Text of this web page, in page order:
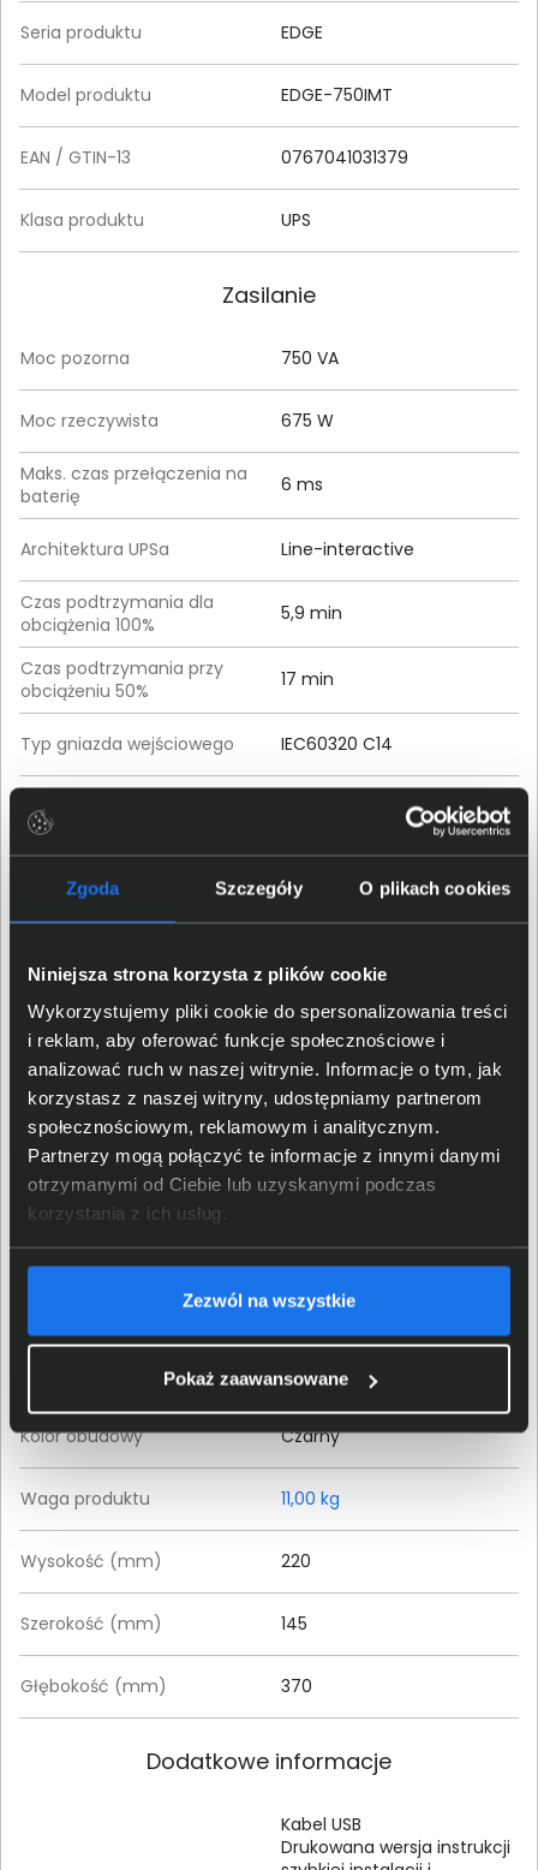
Zgoda Szczegóły O plikach cookies
Niniejsza strona korzysta z plików cookie
Wykorzystujemy pliki cookie do spersonalizowania treści
i reklam, aby oferować funkcje społecznościowe i
analizować ruch w naszej witrynie. Informacje o tym, jak
korzystasz z naszej witryny, udostępniamy partnerom
społecznościowym, reklamowym i analitycznym.
Partnerzy mogą połączyć te informacje z innymi danymi
otrzymanymi od Ciebie lub uzyskanymi podczas
korzystania z ich usług.
Zezwól na wszystkie
Pokaż zaawansowane
Seria produktu EDGE
Model produktu EDGE-750IMT
EAN / GTIN-13 0767041031379
Klasa produktu UPS
Zasilanie
Moc pozorna 750 VA
Moc rzeczywista 675 W
Maks. czas przełączenia na
baterię
6 ms
Architektura UPSa Line-interactive
Czas podtrzymania dla
obciążenia 100%
5,9 min
Czas podtrzymania przy
obciążeniu 50%
17 min
Typ gniazda wejściowego IEC60320 C14
Liczba i rodzaj gniazdek z
utrzymaniem zasilania
5 x IEC320 C13 (10A)
Układ automatycznej
regulacji napięcia (AVR)
Sinus podczas pracy na
wejściowego w trybie
podstawowym
230- V
Zmienny zakres napięcia
wejściowego
166-278V
Komunikacja
Właściwości fizyczne
Tower
Kolor obudowy Czarny
Waga produktu 11,00 kg
Wysokość (mm) 220
Szerokość (mm) 145
Głębokość (mm) 370
Dodatkowe informacje
Kabel USB
Drukowana wersja instrukcji